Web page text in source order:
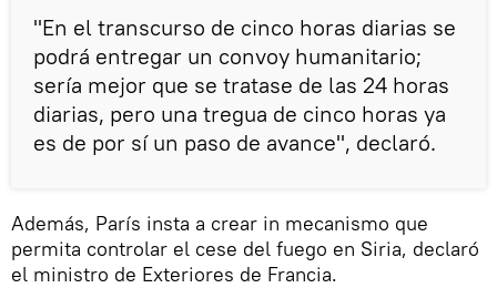
"En el transcurso de cinco horas diarias se
podrá entregar un convoy humanitario;
sería mejor que se tratase de las 24 horas
diarias, pero una tregua de cinco horas ya
es de por sí un paso de avance", declaró.
Además, París insta a crear in mecanismo que
permita controlar el cese del fuego en Siria, declaró
el ministro de Exteriores de Francia.